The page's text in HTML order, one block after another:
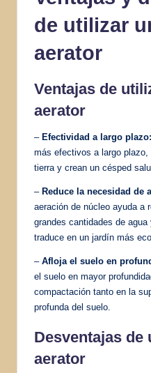
de utilizar
aerator
Ventajas de
aerator
– Efectividad a largo plazo:
más efectivos a largo
tierra y crean un césped
– Reduce la necesidad de
aeración de núcleo ayuda a
grandes cantidades de
traduce en un jardín más
– Afloja el suelo en
el suelo en mayor
compactación tanto en la
profunda del suelo.
Desventajas de
aerator